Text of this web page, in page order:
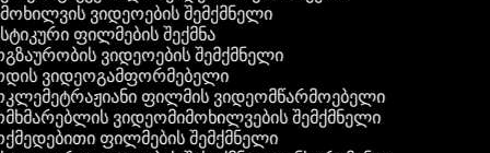
ვიდეოების შემქმნელი
ფილმების შექმნა
ვიდეოების შემქმნელი
ვიდეოგამფორმებელი
ფილმის ვიდეომწარმოებელი
ვიდეომიმოხილვების შემქმნელი
ფილმების შემქმნელი